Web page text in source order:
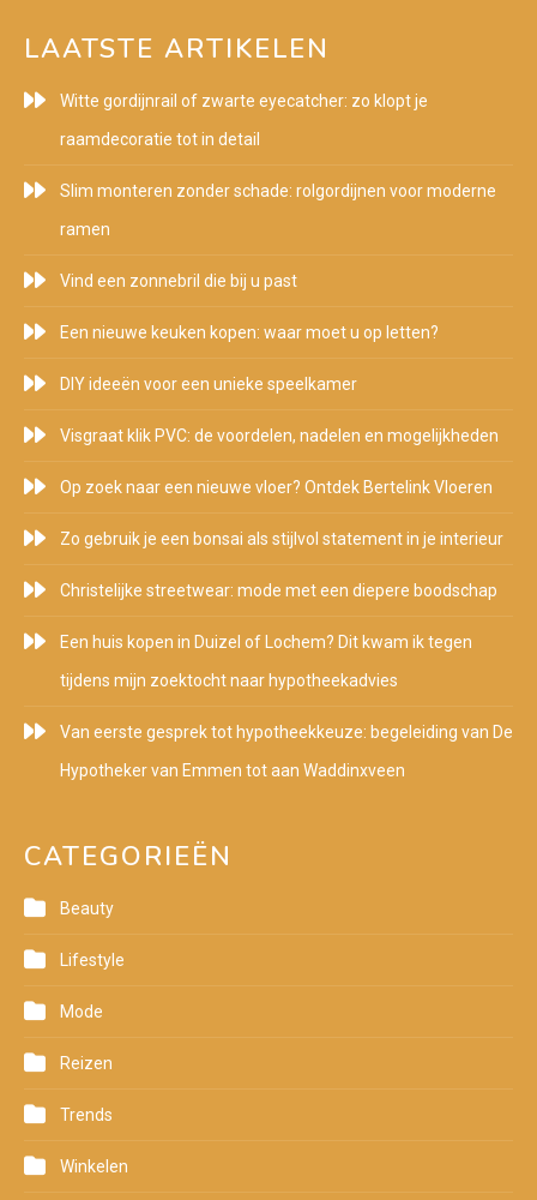
LAATSTE ARTIKELEN
Witte gordijnrail of zwarte eyecatcher: zo klopt je
raamdecoratie tot in detail
Slim monteren zonder schade: rolgordijnen voor moderne
ramen
Vind een zonnebril die bij u past
Een nieuwe keuken kopen: waar moet u op letten?
DIY ideeën voor een unieke speelkamer
Visgraat klik PVC: de voordelen, nadelen en mogelijkheden
Op zoek naar een nieuwe vloer? Ontdek Bertelink Vloeren
Zo gebruik je een bonsai als stijlvol statement in je interieur
Christelijke streetwear: mode met een diepere boodschap
Een huis kopen in Duizel of Lochem? Dit kwam ik tegen
tijdens mijn zoektocht naar hypotheekadvies
Van eerste gesprek tot hypotheekkeuze: begeleiding van De
Hypotheker van Emmen tot aan Waddinxveen
CATEGORIEËN
Beauty
Lifestyle
Mode
Reizen
Trends
Winkelen